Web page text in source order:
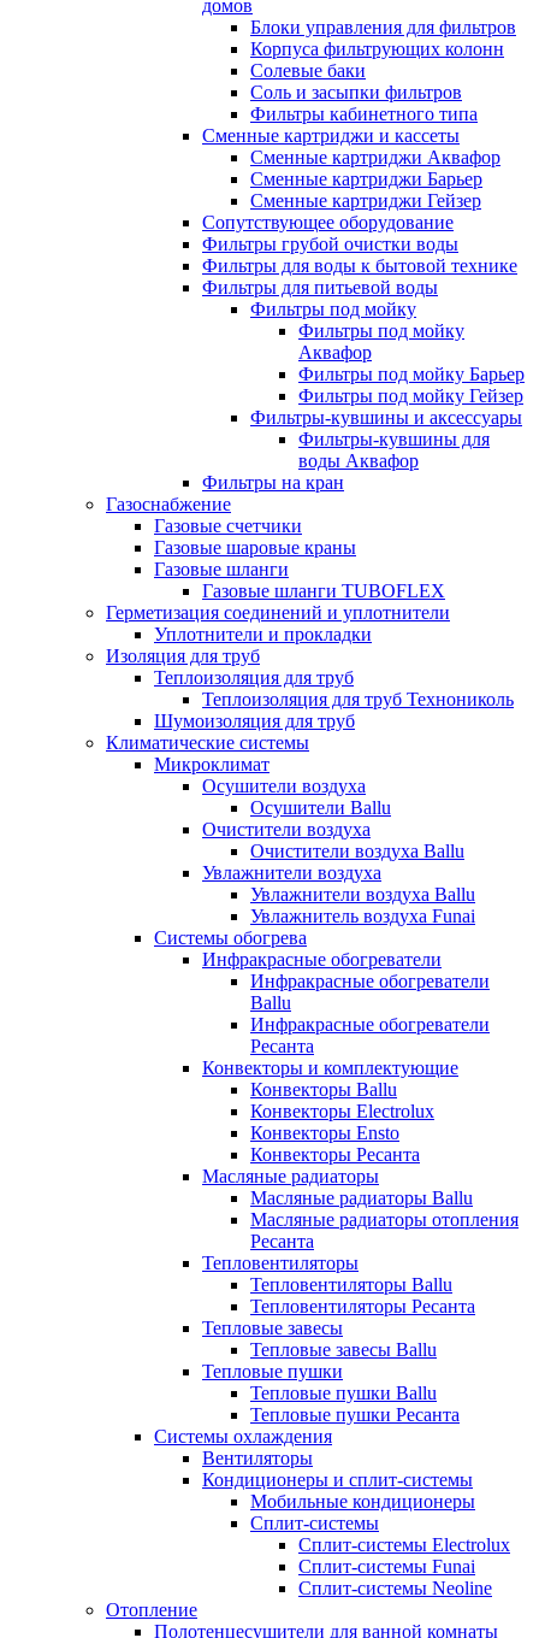
домов
Блоки управления для фильтров
Корпуса фильтрующих колонн
Солевые баки
Соль и засыпки фильтров
Фильтры кабинетного типа
Сменные картриджи и кассеты
Сменные картриджи Аквафор
Сменные картриджи Барьер
Сменные картриджи Гейзер
Сопутствующее оборудование
Фильтры грубой очистки воды
Фильтры для воды к бытовой технике
Фильтры для питьевой воды
Фильтры под мойку
Фильтры под мойку
Аквафор
Фильтры под мойку Барьер
Фильтры под мойку Гейзер
Фильтры-кувшины и аксессуары
Фильтры-кувшины для
воды Аквафор
Фильтры на кран
Газоснабжение
Газовые счетчики
Газовые шаровые краны
Газовые шланги
Газовые шланги TUBOFLEX
Герметизация соединений и уплотнители
Уплотнители и прокладки
Изоляция для труб
Теплоизоляция для труб
Теплоизоляция для труб Технониколь
Шумоизоляция для труб
Климатические системы
Микроклимат
Осушители воздуха
Осушители Ballu
Очистители воздуха
Очистители воздуха Ballu
Увлажнители воздуха
Увлажнители воздуха Ballu
Увлажнитель воздуха Funai
Системы обогрева
Инфракрасные обогреватели
Инфракрасные обогреватели
Ballu
Инфракрасные обогреватели
Ресанта
Конвекторы и комплектующие
Конвекторы Ballu
Конвекторы Electrolux
Конвекторы Ensto
Конвекторы Ресанта
Масляные радиаторы
Масляные радиаторы Ballu
Масляные радиаторы отопления
Ресанта
Тепловентиляторы
Тепловентиляторы Ballu
Тепловентиляторы Ресанта
Тепловые завесы
Тепловые завесы Ballu
Тепловые пушки
Тепловые пушки Ballu
Тепловые пушки Ресанта
Системы охлаждения
Вентиляторы
Кондиционеры и сплит-системы
Мобильные кондиционеры
Сплит-системы
Сплит-системы Electrolux
Сплит-системы Funai
Сплит-системы Neoline
Отопление
Полотенцесушители для ванной комнаты